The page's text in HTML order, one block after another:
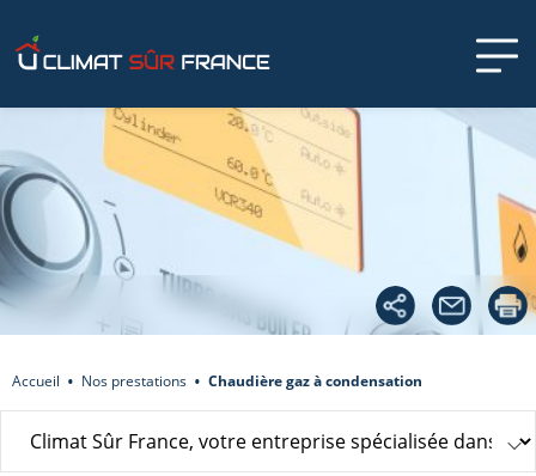
Accueil Nos prestations Chaudière gaz à condensation